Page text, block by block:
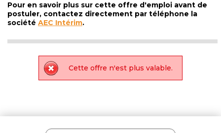
Pour en savoir plus sur cette offre d'emploi avant de
postuler, contactez directement par téléphone la
société AEC Intérim.
Cette offre n'est plus valable.